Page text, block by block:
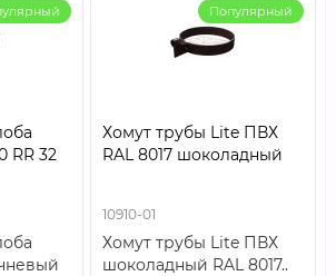
RR 32
Популярный
Хомут трубы Lite ПВХ
RAL 8017 шоколадный
10910-01
Хомут трубы Lite ПВХ
шоколадный RAL 8017..